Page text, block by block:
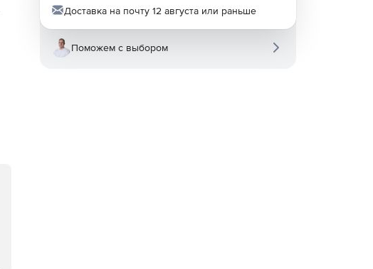
Доставка на почту 12 августа или раньше
Поможем с выбором